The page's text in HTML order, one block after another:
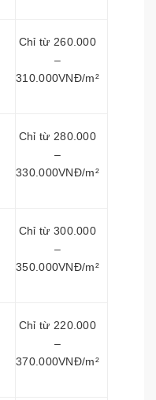
Chỉ từ 260.000
–
310.000VNĐ/m²
Chỉ từ 280.000
–
330.000VNĐ/m²
Chỉ từ 300.000
–
350.000VNĐ/m²
Chỉ từ 220.000
–
370.000VNĐ/m²